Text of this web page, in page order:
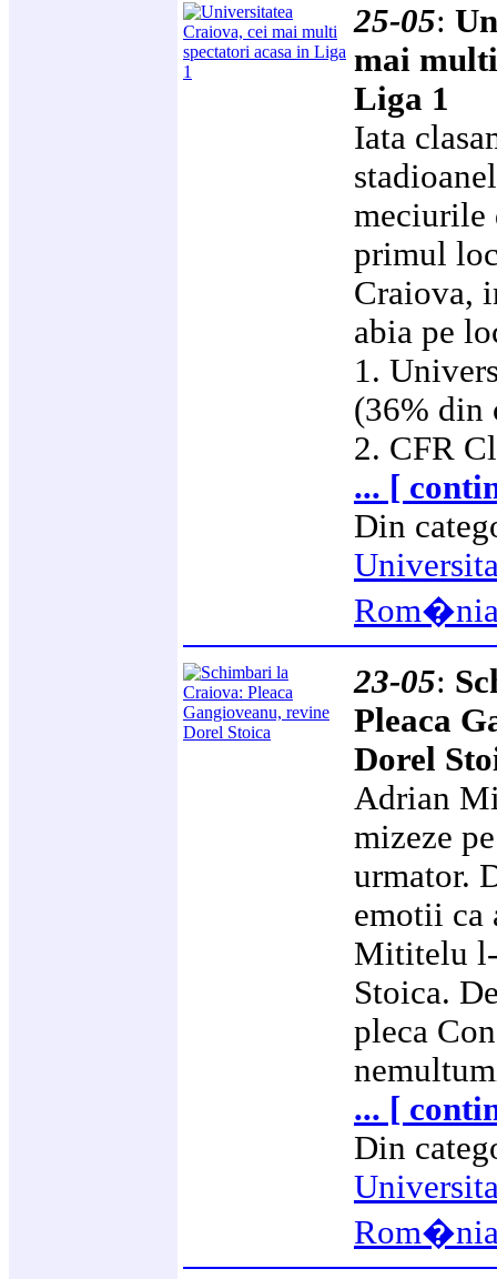
25-05:
mai
Liga 1
Iata
meciurile
primul
Craiova,
abia pe
1.
(36% din
2. CFR
... [
Din
23-05:
Pleaca
Dorel
Adrian
mizeze
urmator.
emotii ca
Mititelu l-
Stoica.
pleca
... [
Din